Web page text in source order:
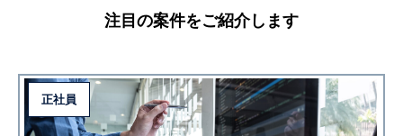
注目の案件をご紹介します
正社員